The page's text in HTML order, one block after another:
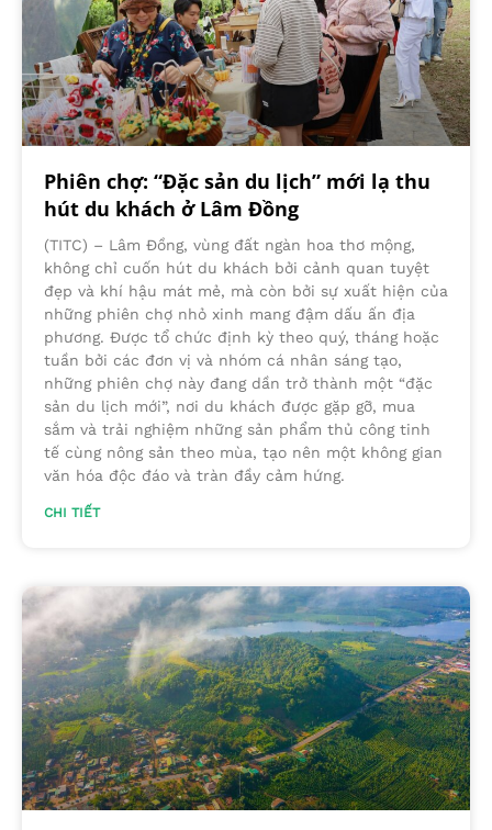
Phiên chợ: “Đặc sản du lịch” mới lạ thu
hút du khách ở Lâm Đồng
(TITC) – Lâm Đồng, vùng đất ngàn hoa thơ mộng,
không chỉ cuốn hút du khách bởi cảnh quan tuyệt
đẹp và khí hậu mát mẻ, mà còn bởi sự xuất hiện của
những phiên chợ nhỏ xinh mang đậm dấu ấn địa
phương. Được tổ chức định kỳ theo quý, tháng hoặc
tuần bởi các đơn vị và nhóm cá nhân sáng tạo,
những phiên chợ này đang dần trở thành một “đặc
sản du lịch mới”, nơi du khách được gặp gỡ, mua
sắm và trải nghiệm những sản phẩm thủ công tinh
tế cùng nông sản theo mùa, tạo nên một không gian
văn hóa độc đáo và tràn đầy cảm hứng.
CHI TIẾT